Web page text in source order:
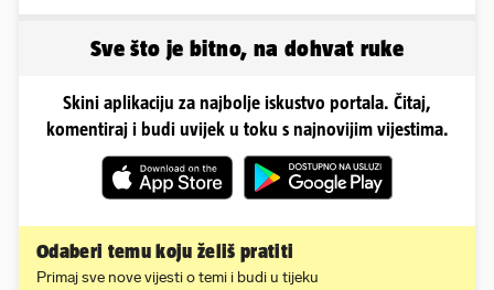
Sve što je bitno, na dohvat ruke
Skini aplikaciju za najbolje iskustvo portala. Čitaj,
komentiraj i budi uvijek u toku s najnovijim vijestima.
Odaberi temu koju želiš pratiti
Primaj sve nove vijesti o temi i budi u tijeku